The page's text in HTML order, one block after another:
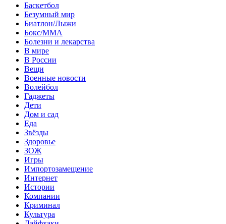
Баскетбол
Безумный мир
Биатлон/Лыжи
Бокс/MMA
Болезни и лекарства
В мире
В России
Вещи
Военные новости
Волейбол
Гаджеты
Дети
Дом и сад
Еда
Звёзды
Здоровье
ЗОЖ
Игры
Импортозамещение
Интернет
Истории
Компании
Криминал
Культура